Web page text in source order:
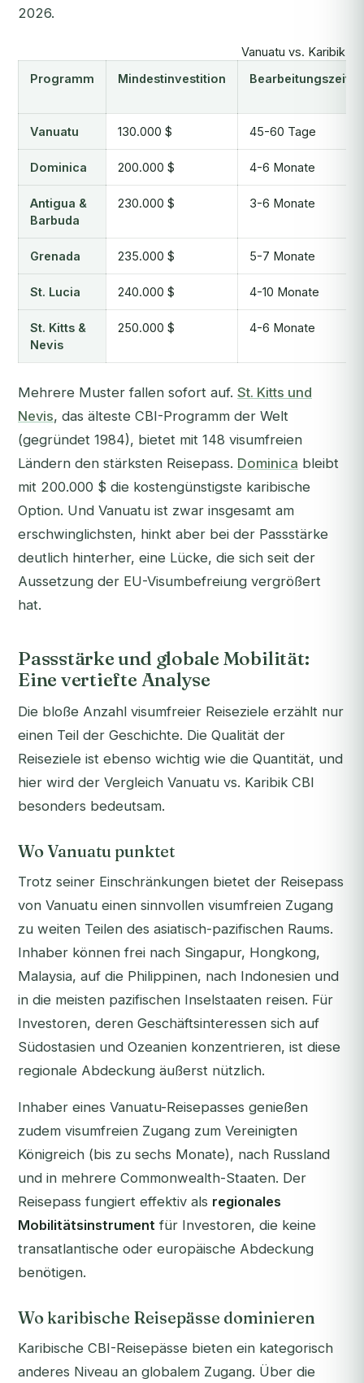
2026.
Vanuatu vs. Karibik
Programm
Mindestinvestition Bearbeitungszeit
Vanuatu 130.000 $ 45-60 Tage
Dominica 200.000 $ 4-6 Monate
Antigua &
Barbuda
230.000 $ 3-6 Monate
Grenada 235.000 $ 5-7 Monate
St. Lucia 240.000 $ 4-10 Monate
St. Kitts &
Nevis
250.000 $ 4-6 Monate
Mehrere Muster fallen sofort auf. St. Kitts und
Nevis, das älteste CBI-Programm der Welt
(gegründet 1984), bietet mit 148 visumfreien
Ländern den stärksten Reisepass. Dominica bleibt
mit 200.000 $ die kostengünstigste karibische
Option. Und Vanuatu ist zwar insgesamt am
erschwinglichsten, hinkt aber bei der Passstärke
deutlich hinterher, eine Lücke, die sich seit der
Aussetzung der EU-Visumbefreiung vergrößert
hat.
Passstärke und globale Mobilität:
Eine vertiefte Analyse
Die bloße Anzahl visumfreier Reiseziele erzählt nur
einen Teil der Geschichte. Die Qualität der
Reiseziele ist ebenso wichtig wie die Quantität, und
hier wird der Vergleich Vanuatu vs. Karibik CBI
besonders bedeutsam.
Wo Vanuatu punktet
Trotz seiner Einschränkungen bietet der Reisepass
von Vanuatu einen sinnvollen visumfreien Zugang
zu weiten Teilen des asiatisch-pazifischen Raums.
Inhaber können frei nach Singapur, Hongkong,
Malaysia, auf die Philippinen, nach Indonesien und
in die meisten pazifischen Inselstaaten reisen. Für
Investoren, deren Geschäftsinteressen sich auf
Südostasien und Ozeanien konzentrieren, ist diese
regionale Abdeckung äußerst nützlich.
Inhaber eines Vanuatu-Reisepasses genießen
zudem visumfreien Zugang zum Vereinigten
Königreich (bis zu sechs Monate), nach Russland
und in mehrere Commonwealth-Staaten. Der
Reisepass fungiert effektiv als regionales
Mobilitätsinstrument für Investoren, die keine
transatlantische oder europäische Abdeckung
benötigen.
Wo karibische Reisepässe dominieren
Karibische CBI-Reisepässe bieten ein kategorisch
anderes Niveau an globalem Zugang. Über die